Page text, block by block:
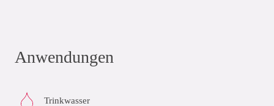
Anwendungen
Trinkwasser